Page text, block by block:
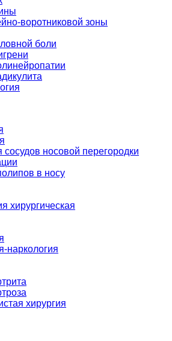
воротниковой зоны
боли
сосудов носовой перегородки
в носу
хирургическая
наркология
хирургия